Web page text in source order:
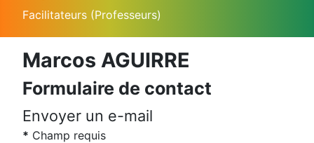
Facilitateurs (Professeurs)
Marcos AGUIRRE
Formulaire de contact
Envoyer un e-mail
* Champ requis